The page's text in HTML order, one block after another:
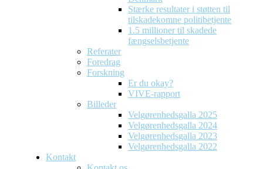
Stærke resultater i støtten til
tilskadekomne politibetjente
1.5 millioner til skadede
fængselsbetjente
Referater
Foredrag
Forskning
Er du okay?
VIVE-rapport
Billeder
Velgørenhedsgalla 2025
Velgørenhedsgalla 2024
Velgørenhedsgalla 2023
Velgørenhedsgalla 2022
Kontakt